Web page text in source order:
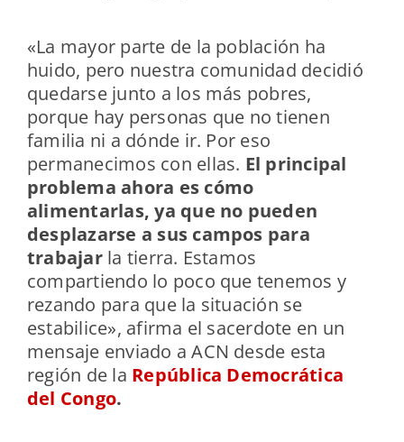
«La mayor parte de la población ha
huido, pero nuestra comunidad decidió
quedarse junto a los más pobres,
porque hay personas que no tienen
familia ni a dónde ir. Por eso
permanecimos con ellas. El principal
problema ahora es cómo
alimentarlas, ya que no pueden
desplazarse a sus campos para
trabajarla tierra. Estamos
compartiendo lo poco que tenemos y
rezando para que la situación se
estabilice», afirma el sacerdote en un
mensaje enviado a ACN desde esta
región de la República Democrática
del Congo.